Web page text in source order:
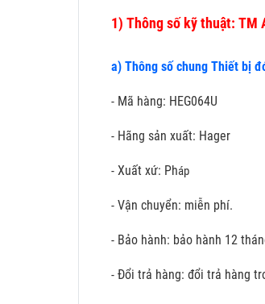
1) Thông số kỹ thuật: TM
a) Thông số chung Thiết bị
- Mã hàng: HEG064U
- Hãng sản xuất: Hager
- Xuất xứ: Pháp
- Vận chuyển: miễn phí.
- Bảo hành: bảo hành 12
- Đổi trả hàng: đổi trả hàng